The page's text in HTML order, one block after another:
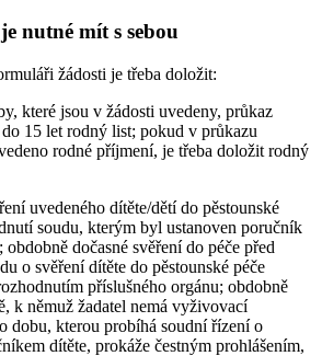
nutné mít s sebou
žádosti je třeba doložit:
které jsou v žádosti uvedeny, průkaz
15 let rodný list; pokud v průkazu
rodné příjmení, je třeba doložit rodný
uvedeného dítěte/dětí do pěstounské
soudu, kterým byl ustanoven poručník
dočasné svěření do péče před
o svěření dítěte do pěstounské péče
příslušného orgánu; obdobně
k němuž žadatel nemá vyživovací
dobu, kterou probíhá soudní řízení o
dítěte, prokáže čestným prohlášením,